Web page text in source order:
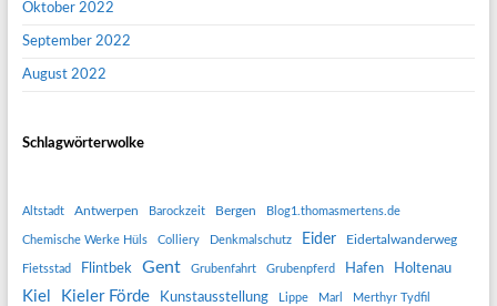
Oktober 2022
September 2022
August 2022
Schlagwörterwolke
Altstadt Antwerpen Barockzeit Bergen Blog1.thomasmertens.de
Chemische Werke Hüls Colliery Denkmalschutz Eider Eidertalwanderweg
Fietsstad Flintbek Gent Grubenfahrt Grubenpferd Hafen Holtenau
Kiel Kieler Förde Kunstausstellung Lippe Marl Merthyr Tydfil